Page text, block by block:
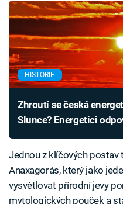
HISTORIE
Zhroutí se česká
Slunce? Energetici
Jednou z klíčových postav
Anaxagorás, který jako
vysvětlovat přírodní jevy
mytologických pouček a